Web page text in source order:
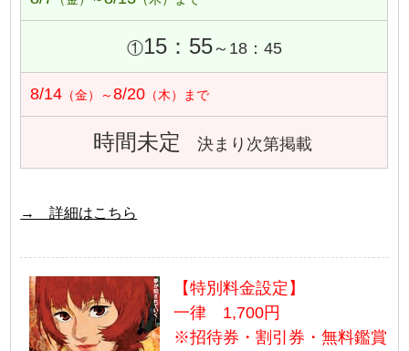
①15：55～18：45
8/14 （金）～8/20 （木）まで
時間未定 決まり次第掲載
→ 詳細はこちら
【特別料金設定】
一律 1,700円
※招待券・割引券・無料鑑賞